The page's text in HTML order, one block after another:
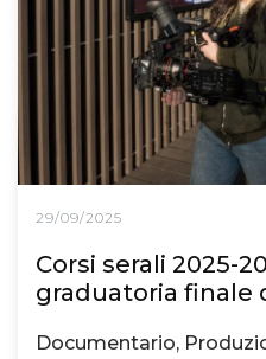
29/09/2025
Corsi serali 2025-
graduatoria finale
Documentario,